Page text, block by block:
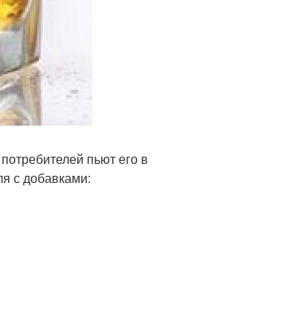
пьют его в
с добавками: